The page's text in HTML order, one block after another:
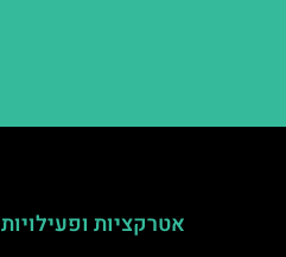
אטרקציות ופעילויות